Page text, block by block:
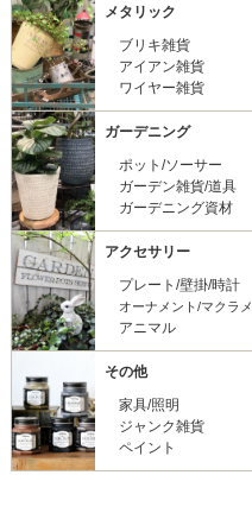
メタリック
ブリキ雑貨
アイアン雑貨
ワイヤー雑貨
ガーデニング
ポット/ソーサー
ガーデン雑貨/道具
ガーデニング資材
アクセサリー
プレート/壁掛/時計
オーナメント/マクラメ
アニマル
その他
家具/照明
ジャンク雑貨
ペイント